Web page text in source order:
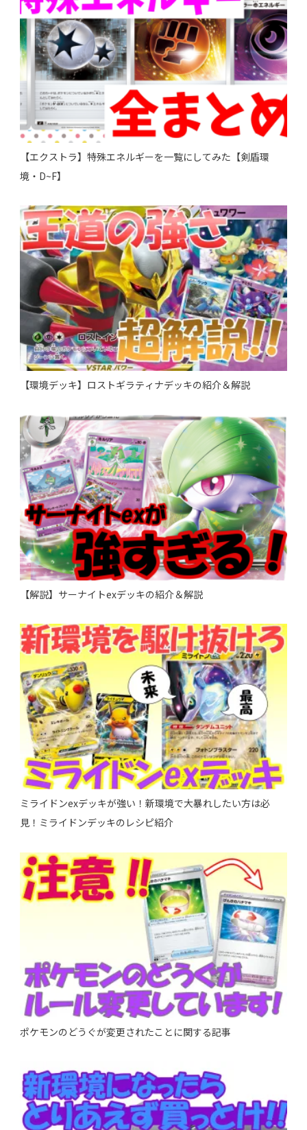
【エクストラ】特殊エネルギーを一覧にしてみた【剣盾環
境・D~F】
【環境デッキ】ロストギラティナデッキの紹介＆解説
【解説】サーナイトexデッキの紹介＆解説
ミライドンexデッキが強い！新環境で大暴れしたい方は必
見！ミライドンデッキのレシピ紹介
ポケモンのどうぐが変更されたことに関する記事